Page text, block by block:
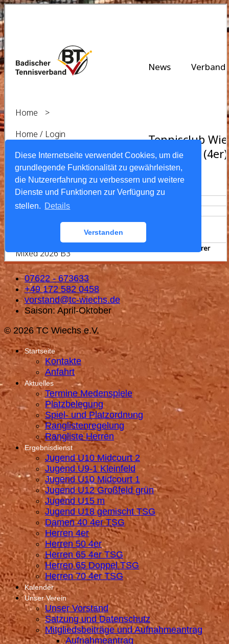
07622 - 673633
+49 172 582 0458
vorstand@tc-wiechs.de
Saison: April-Oktober
© 2026 TC Wiechs e.V.
Startseite
Kontakte
Anfahrt
Aktuelles
Termine Medenspiele
Platzbelegung
Spiel- und Platzordnung
Ranglistenregelung
Rangliste Herren
Ergebnisdienst
Jugend U10 Midcourt 2
Jugend U9-1 Kleinfeld
Jugend U10 Midcourt 1
Jugend U12 Großfeld grün
Jugend U15 m
Jugend U18 gemischt TSG
Damen 40 4er TSG
Herren 4er
Herren 50 4er
Herren 65 4er TSG
Herren 65 Doppel TSG
Herren 70 4er TSG
Kalender
Unser Verein
Unser Vorstand
Satzung und Datenschutz
Mitgliedsbeiträge und Aufnahmeantrag
Aufnahmeantrag